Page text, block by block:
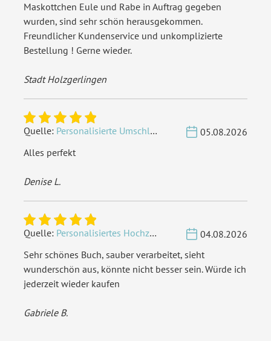
Maskottchen Eule und Rabe in Auftrag gegeben
wurden, sind sehr schön herausgekommen.
Freundlicher Kundenservice und unkomplizierte
Bestellung ! Gerne wieder.
Stadt Holzgerlingen
Quelle: Personalisierte Umschläge - Vintage - Quadrat 155 x 155 mm
05.08.2026
Alles perfekt
Denise L.
Quelle: Personalisiertes Hochzeit Gästebuch A4 - Herzbaum
04.08.2026
Sehr schönes Buch, sauber verarbeitet, sieht
wunderschön aus, könnte nicht besser sein. Würde ich
jederzeit wieder kaufen
Gabriele B.